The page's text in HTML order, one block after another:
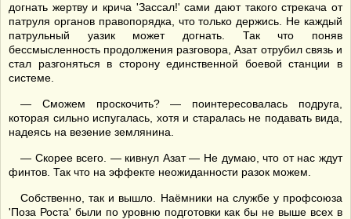
догнать жертву и крича 'Зассал!' сами дают такого стрекача от
патруля органов правопорядка, что только держись. Не каждый
патрульный уазик может догнать. Так что поняв
бессмысленность продолжения разговора, Азат отрубил связь и
стал разгоняться в сторону единственной боевой станции в
системе.
— Сможем проскочить? — поинтересовалась подруга,
которая сильно испугалась, хотя и старалась не подавать вида,
надеясь на везение землянина.
— Скорее всего. — кивнул Азат — Не думаю, что от нас ждут
финтов. Так что на эффекте неожиданности разок можем.
Собственно, так и вышло. Наёмники на службе у профсоюза
'Поза Роста' были по уровню подготовки как бы не выше всех в